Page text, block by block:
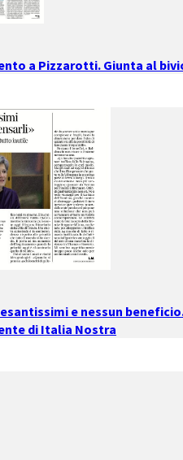
a Pizzarotti. Giunta al
e nessun
di Italia Nostra